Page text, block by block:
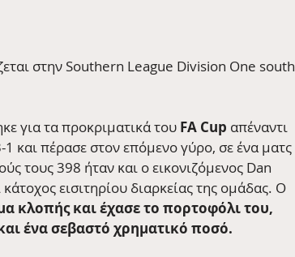
στην Southern League Division One south
για τα προκριματικά του FA Cup απέναντι
1 και πέρασε στον επόμενο γύρο, σε ένα ματς
τους 398 ήταν και ο εικονιζόμενος Dan
εισιτηρίου διαρκείας της ομάδας. Ο
κλοπής και έχασε το πορτοφόλι του,
ένα σεβαστό χρηματικό ποσό.